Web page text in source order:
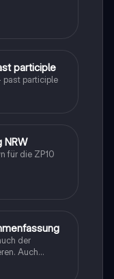
participle
past participle
NRW
für die ZP10
der
Auch